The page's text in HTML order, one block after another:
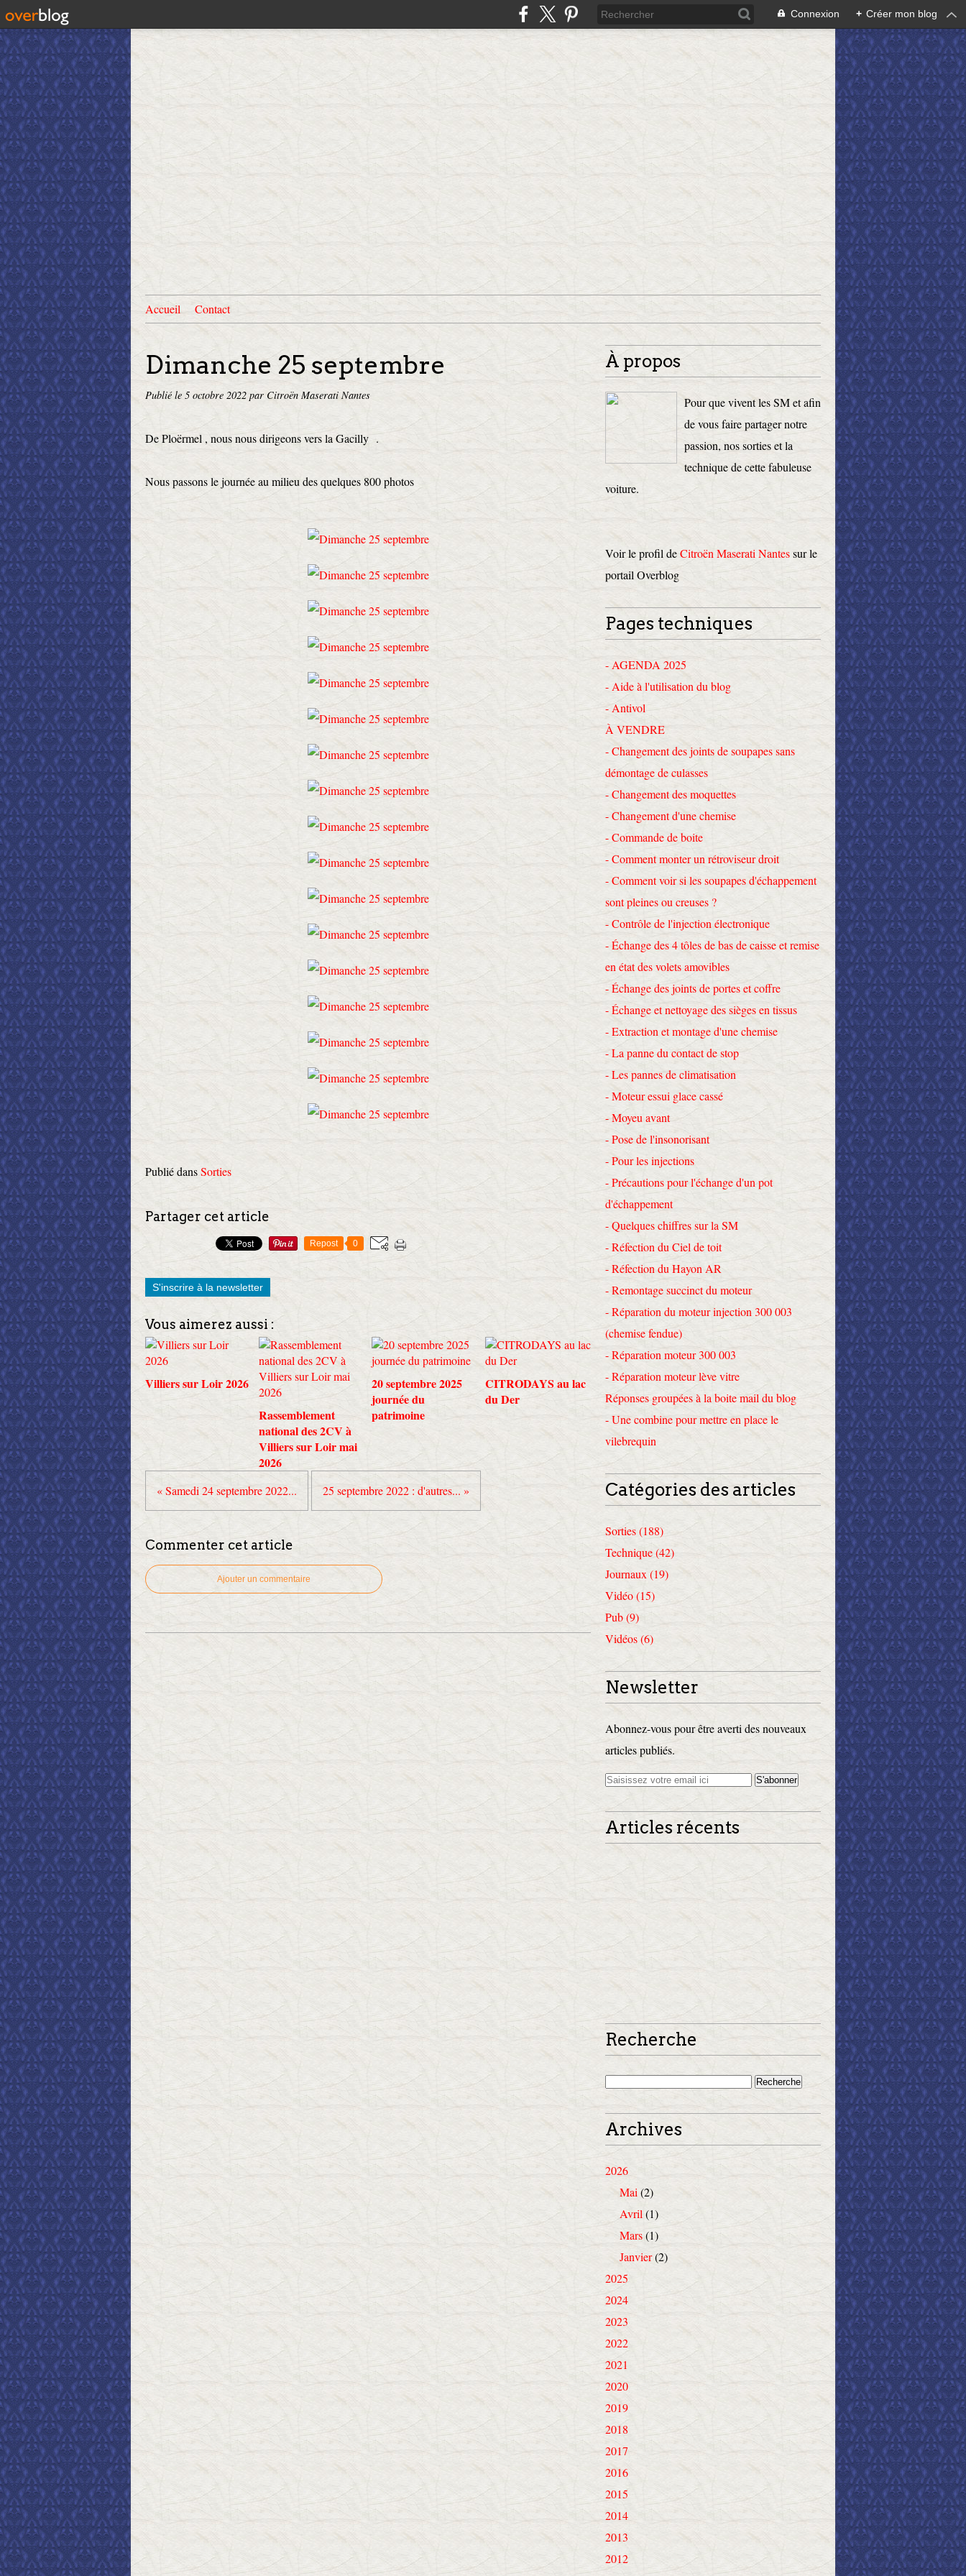
Connexion + Créer mon blog
Accueil Contact
Dimanche 25 septembre
Publié le 5 octobre 2022 par Citroën Maserati Nantes
De Ploërmel , nous nous dirigeons vers la Gacilly .
Nous passons le journée au milieu des quelques 800 photos
Publié dansSorties
Partager cet article
Repost 0
S'inscrire à la newsletter
Vous aimerez aussi :
Villiers sur Loir 2026
Rassemblement
national des 2CV à
Villiers sur Loir mai
2026
20 septembre 2025
journée du
patrimoine
CITRODAYS au lac
du Der
« Samedi 24 septembre 2022... 25 septembre 2022 : d'autres... »
Commenter cet article
Ajouter un commentaire
À propos
Pour que vivent les SM et afin
de vous faire partager notre
passion, nos sorties et la
technique de cette fabuleuse
voiture.
Voir le profil deCitroën Maserati Nantessur le
portail Overblog
Pages techniques
- AGENDA 2025
- Aide à l'utilisation du blog
- Antivol
À VENDRE
- Changement des joints de soupapes sans
démontage de culasses
- Changement des moquettes
- Changement d'une chemise
- Commande de boite
- Comment monter un rétroviseur droit
- Comment voir si les soupapes d'échappement
sont pleines ou creuses ?
- Contrôle de l'injection électronique
- Échange des 4 tôles de bas de caisse et remise
en état des volets amovibles
- Échange des joints de portes et coffre
- Échange et nettoyage des sièges en tissus
- Extraction et montage d'une chemise
- La panne du contact de stop
- Les pannes de climatisation
- Moteur essui glace cassé
- Moyeu avant
- Pose de l'insonorisant
- Pour les injections
- Précautions pour l'échange d'un pot
d'échappement
- Quelques chiffres sur la SM
- Réfection du Ciel de toit
- Réfection du Hayon AR
- Remontage succinct du moteur
- Réparation du moteur injection 300 003
(chemise fendue)
- Réparation moteur 300 003
- Réparation moteur lève vitre
Réponses groupées à la boite mail du blog
- Une combine pour mettre en place le
vilebrequin
Catégories des articles
Sorties (188)
Technique (42)
Journaux (19)
Vidéo (15)
Pub (9)
Vidéos (6)
Newsletter
Abonnez-vous pour être averti des nouveaux
articles publiés.
Articles récents
Recherche
Archives
2026
Mai (2)
Avril (1)
Mars(1)
Janvier(2)
2025
2024
2023
2022
2021
2020
2019
2018
2017
2016
2015
2014
2013
2012